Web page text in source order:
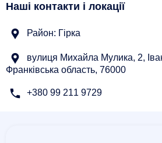
Наші контакти і локації
Район: Гірка
вулиця Михайла Мулика, 2,
Франківська область, 76000
+380 99 211 9729